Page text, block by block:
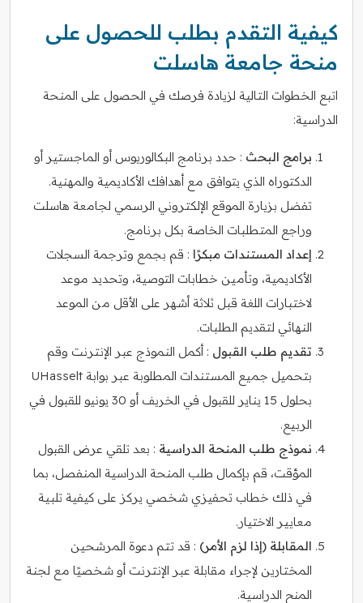
كيفية التقدم بطلب للحصول على
منحة جامعة هاسلت
اتبع الخطوات التالية لزيادة فرصك في الحصول على المنحة
الدراسية:
برامج البحث : حدد برنامج البكالوريوس أو الماجستير أو
الدكتوراه الذي يتوافق مع أهدافك الأكاديمية والمهنية.
تفضل بزيارة الموقع الإلكتروني الرسمي لجامعة هاسلت
وراجع المتطلبات الخاصة بكل برنامج.
إعداد المستندات مبكرًا : قم بجمع وترجمة السجلات
الأكاديمية، وتأمين خطابات التوصية، وتحديد موعد
لاختبارات اللغة قبل ثلاثة أشهر على الأقل من الموعد
النهائي لتقديم الطلبات.
تقديم طلب القبول : أكمل النموذج عبر الإنترنت وقم
بتحميل جميع المستندات المطلوبة عبر بوابة UHasselt
بحلول 15 يناير للقبول في الخريف أو 30 يونيو للقبول في
الربيع.
نموذج طلب المنحة الدراسية : بعد تلقي عرض القبول
المؤقت، قم بإكمال طلب المنحة الدراسية المنفصل، بما
في ذلك خطاب تحفيزي شخصي يركز على كيفية تلبية
معايير الاختيار.
المقابلة (إذا لزم الأمر) : قد تتم دعوة المرشحين
المختارين لإجراء مقابلة عبر الإنترنت أو شخصيًا مع لجنة
المنح الدراسية.